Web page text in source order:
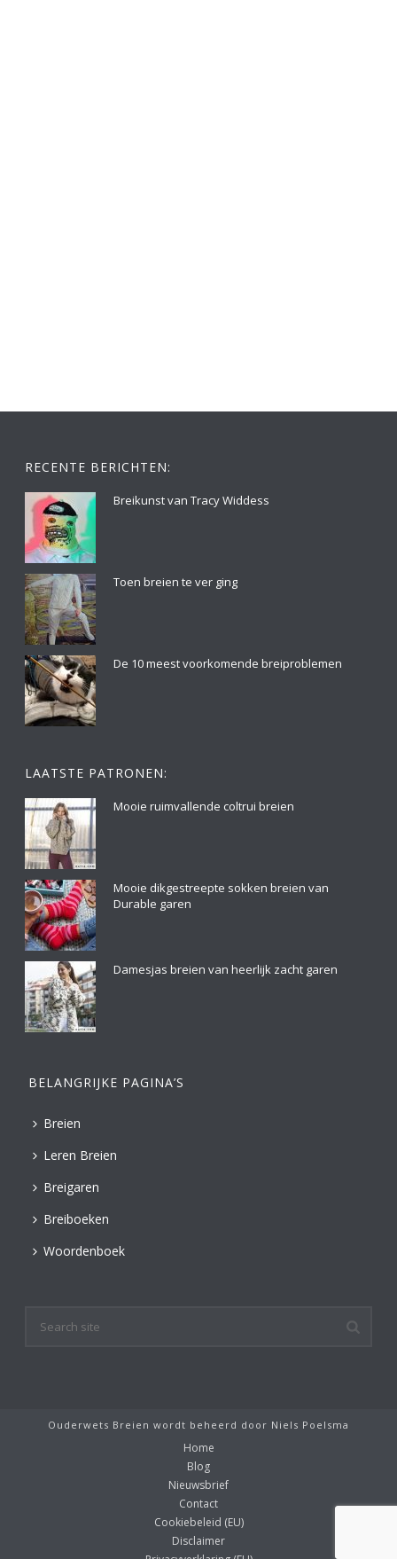
RECENTE BERICHTEN:
Breikunst van Tracy Widdess
Toen breien te ver ging
De 10 meest voorkomende breiproblemen
LAATSTE PATRONEN:
Mooie ruimvallende coltrui breien
Mooie dikgestreepte sokken breien van
Durable garen
Damesjas breien van heerlijk zacht garen
BELANGRIJKE PAGINA’S
Breien
Leren Breien
Breigaren
Breiboeken
Woordenboek
Ouderwets Breien wordt beheerd door Niels Poelsma
Home
Blog
Nieuwsbrief
Contact
Cookiebeleid (EU)
Disclaimer